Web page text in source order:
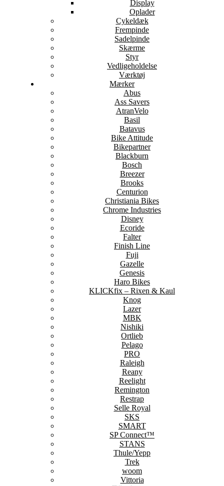
Display
Oplader
Cykeldæk
Frempinde
Sadelpinde
Skærme
Styr
Vedligeholdelse
Værktøj
Mærker
Abus
Ass Savers
AtranVelo
Basil
Batavus
Bike Attitude
Bikepartner
Blackburn
Bosch
Breezer
Brooks
Centurion
Christiania Bikes
Chrome Industries
Disney
Ecoride
Falter
Finish Line
Fuji
Gazelle
Genesis
Haro Bikes
KLICKfix – Rixen & Kaul
Knog
Lazer
MBK
Nishiki
Ortlieb
Pelago
PRO
Raleigh
Reany
Reelight
Remington
Restrap
Selle Royal
SKS
SMART
SP Connect™
STANS
Thule/Yepp
Trek
woom
Vittoria